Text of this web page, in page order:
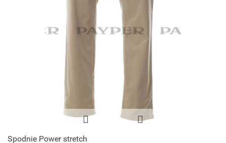
Spodnie Power stretch